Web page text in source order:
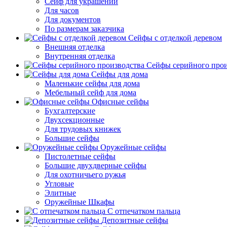
Для часов
Для документов
По размерам заказчика
Сейфы с отделкой деревом
Внешняя отделка
Внутренняя отделка
Сейфы серийного
Сейфы для дома
Маленькие сейфы для дома
Мебельный сейф для дома
Офисные сейфы
Бухгалтерские
Двухсекционные
Для трудовых книжек
Большие сейфы
Оружейные сейфы
Пистолетные сейфы
Большие двухдверные сейфы
Для охотничьего ружья
Угловые
Элитные
Оружейные Шкафы
С отпечатком пальца
Депозитные сейфы